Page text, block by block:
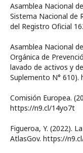
Asamblea Nacional
Sistema Nacional de
del Registro Oficial
Asamblea Nacional
Orgánica de
lavado de activos y
Suplemento N°
Comisión Europea.
https://n9.cl/14yo7t
Figueroa, Y. (2022).
AtlasGov. https://